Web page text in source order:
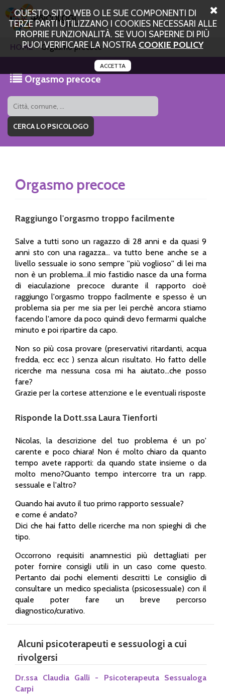
QUESTO SITO WEB O LE SUE COMPONENTI DI
TERZE PARTI UTILIZZANO I COOKIES NECESSARI ALLE
PROPRIE FUNZIONALITÀ. SE VUOI SAPERNE DI PIÙ
PUOI VERIFICARE LA NOSTRA COOKIE POLICY
ACCETTA
HOME Orgasmo precoce
Orgasmo precoce
Orgasmo precoce
Raggiungo l'orgasmo troppo facilmente
Salve a tutti sono un ragazzo di 28 anni e da quasi 9
anni sto con una ragazza... va tutto bene anche se a
livello sessuale io sono sempre ''più voglioso'' di lei ma
non è un problema...il mio fastidio nasce da una forma
di eiaculazione precoce durante il rapporto cioè
raggiungo l'orgasmo troppo facilmente e spesso è un
problema sia per me sia per lei perchè ancora stiamo
facendo l'amore da poco quindi devo fermarmi qualche
minuto e poi ripartire da capo.
Non so più cosa provare (preservativi ritardanti, acqua
fredda, ecc ecc ) senza alcun risultato. Ho fatto delle
ricerche ma nessuna cosa mi ha aiutato...che posso
fare?
Grazie per la cortese attenzione e le eventuali risposte
Risponde la Dott.ssa Laura Tienforti
Nicolas, la descrizione del tuo problema é un po'
carente e poco chiara! Non é molto chiaro da quanto
tempo avete rapporti: da quando state insieme o da
molto meno?Quanto tempo intercorre tra un rapp.
sessuale e l'altro?
Quando hai avuto il tuo primo rapporto sessuale?
e come é andato?
Dici che hai fatto delle ricerche ma non spieghi di che
tipo.
Occorrono requisiti anamnestici più dettagliati per
poter fornire consigli utili in un caso come questo.
Pertanto dai pochi elementi descritti Le consiglio di
consultare un medico specialista (psicosessuale) con il
quale poter fare un breve percorso
diagnostico/curativo.
Alcuni psicoterapeuti e sessuologi a cui
rivolgersi
Dr.ssa Claudia Galli - Psicoterapeuta Sessualoga
Carpi